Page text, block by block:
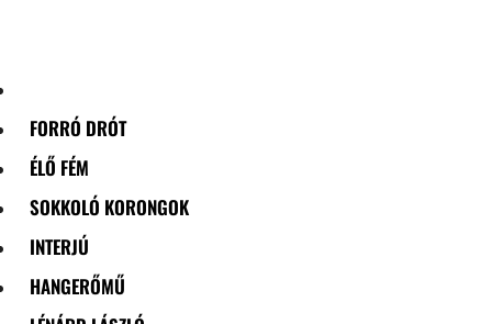
FORRÓ DRÓT
ÉLŐ FÉM
SOKKOLÓ KORONGOK
INTERJÚ
HANGERŐMŰ